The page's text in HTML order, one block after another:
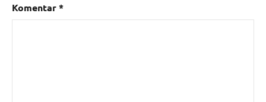
Komentar*